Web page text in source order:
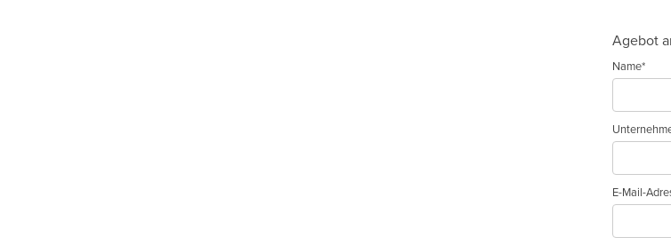
Agebot
Name*
E-Mail-